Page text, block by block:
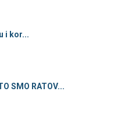
i kor...
SMO RATOV...